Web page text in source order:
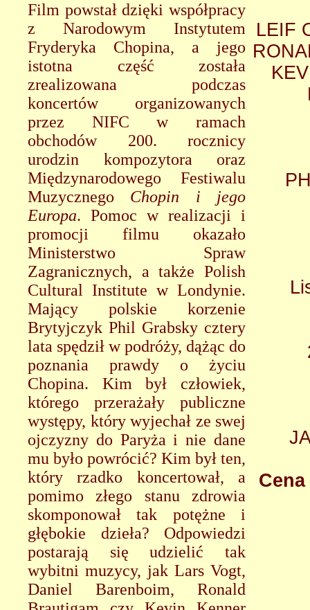
Film powstał dzięki współpracy
z Narodowym Instytutem
Fryderyka Chopina, a jego
istotna część została
zrealizowana podczas
koncertów organizowanych
przez NIFC w ramach
obchodów 200. rocznicy
urodzin kompozytora oraz
Międzynarodowego Festiwalu
Muzycznego Chopin i jego
Europa. Pomoc w realizacji i
promocji filmu okazało
Ministerstwo Spraw
Zagranicznych, a także Polish
Cultural Institute w Londynie.
Mający polskie korzenie
Brytyjczyk Phil Grabsky cztery
lata spędził w podróży, dążąc do
poznania prawdy o życiu
Chopina. Kim był człowiek,
którego przerażały publiczne
występy, który wyjechał ze swej
ojczyzny do Paryża i nie dane
mu było powrócić? Kim był ten,
który rzadko koncertował, a
pomimo złego stanu zdrowia
skomponował tak potężne i
głębokie dzieła? Odpowiedzi
postarają się udzielić tak
wybitni muzycy, jak Lars Vogt,
Daniel Barenboim, Ronald
LEIF